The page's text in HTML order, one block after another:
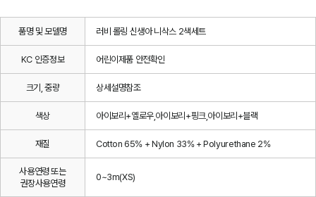
품명 및 모델명 러비 롤링 신생아 니삭스 2색세트
KC 인증정보 어린이제품 안전확인
크기, 중량 상세설명참조
색상 아이보리+옐로우,아이보리+핑크,아이보리+블랙
재질 Cotton 65% + Nylon 33% + Polyurethane 2%
사용연령 또는
권장사용연령
0~3m(XS)